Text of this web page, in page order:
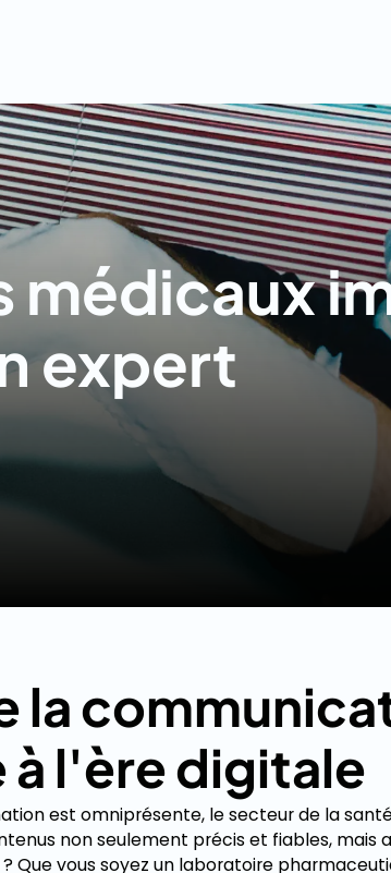
médicaux
expert
la
à l'ère digitale
est omniprésente, le secteur de la
non seulement précis et fiables, mais
Que vous soyez un laboratoire